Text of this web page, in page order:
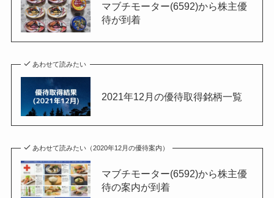
マブチモーター(6592)から株主優
待が到着
あわせて読みたい
2021年12月の優待取得銘柄一覧
あわせて読みたい（2020年12月の優待案内）
マブチモーター(6592)から株主優
待の案内が到着